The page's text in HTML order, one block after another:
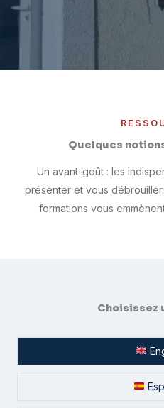
Quelques
Un avant-goût : les
présenter et vous
formations vous
Choisissez